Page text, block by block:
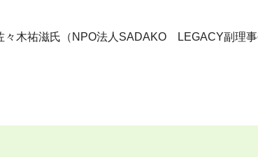
木祐滋氏（NPO法人SADAKO LEGACY副理